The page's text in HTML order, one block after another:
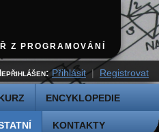
Z PROGRAMOVÁNÍ
ENCYKLOPEDIE
KONTAKTY
Přihlásit | Registrovat